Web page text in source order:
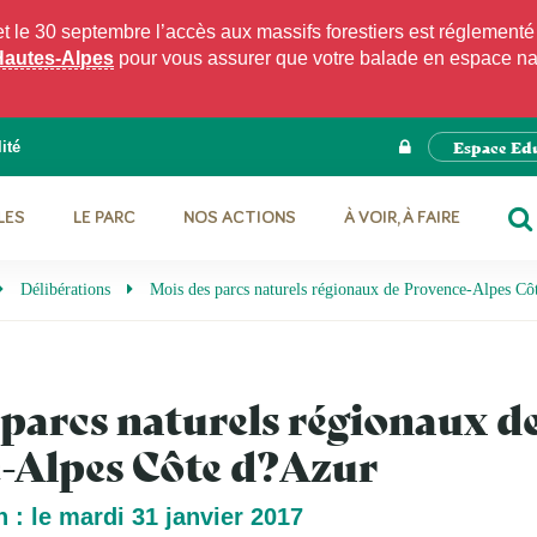
30 septembre l’accès aux massifs forestiers est
Alpes pour vous assurer que votre balade en espace
Espace
LE PARC NOS ACTIONS
À VOIR, À FAIRE
Délibérations Mois des parcs naturels régionaux de Provence-Alpes
naturels régionaux
Alpes Côte d?Azur
: le mardi 31 janvier 2017